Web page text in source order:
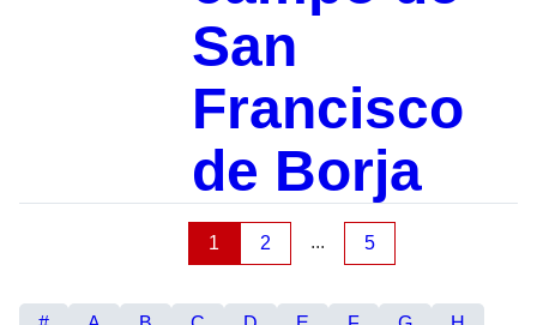
San
Francisco
de Borja
1 2 ... 5